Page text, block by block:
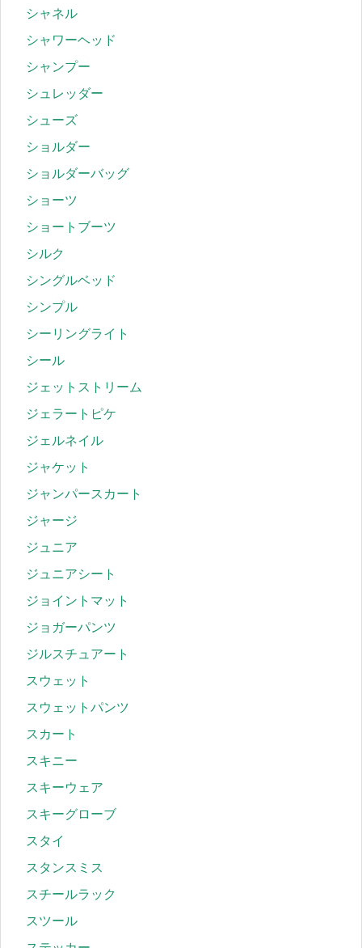
シャネル
シャワーヘッド
シャンプー
シュレッダー
シューズ
ショルダー
ショルダーバッグ
ショーツ
ショートブーツ
シルク
シングルベッド
シンプル
シーリングライト
シール
ジェットストリーム
ジェラートピケ
ジェルネイル
ジャケット
ジャンパースカート
ジャージ
ジュニア
ジュニアシート
ジョイントマット
ジョガーパンツ
ジルスチュアート
スウェット
スウェットパンツ
スカート
スキニー
スキーウェア
スキーグローブ
スタイ
スタンスミス
スチールラック
スツール